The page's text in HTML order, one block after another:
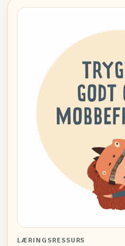
LÆRINGSRESSURS